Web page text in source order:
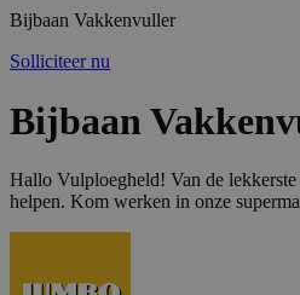
Bijbaan Vakkenvuller
Solliciteer nu
Bijbaan
Hallo Vulploegheld! Van de
helpen. Kom werken in onze